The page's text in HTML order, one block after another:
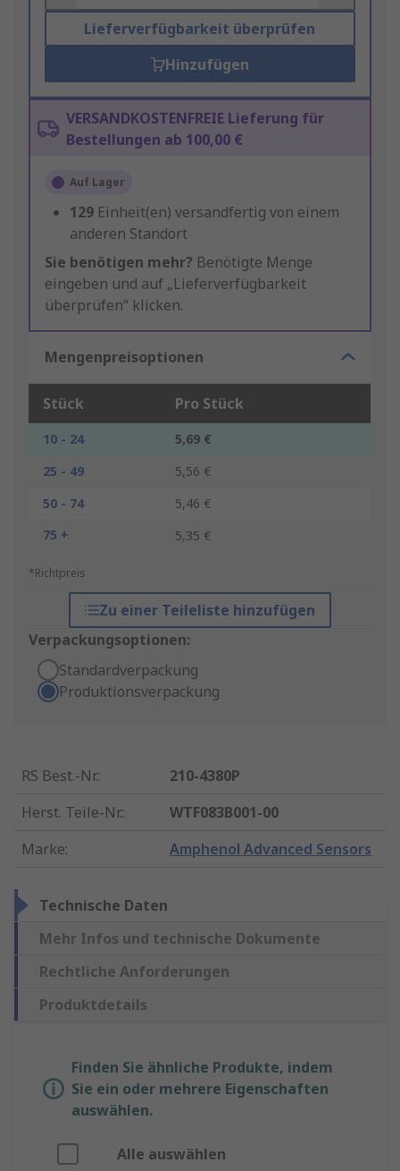
Lieferverfügbarkeit überprüfen
Hinzufügen
VERSANDKOSTENFREIE Lieferung für
Bestellungen ab 100,00 €
Auf Lager
129 Einheit(en) versandfertig von einem
anderen Standort
Sie benötigen mehr? Benötigte Menge
eingeben und auf „Lieferverfügbarkeit
überprüfen“ klicken.
Mengenpreisoptionen
Stück Pro Stück
10 - 24
5,69 €
25 - 49
5,56 €
50 - 74
5,46 €
75 +
5,35 €
*Richtpreis
Zu einer Teileliste hinzufügen
Verpackungsoptionen:
Standardverpackung
Produktionsverpackung
RS Best.-Nr.:
210-4380P
Herst. Teile-Nr.:
WTF083B001-00
Marke: Amphenol Advanced Sensors
Technische Daten
Mehr Infos und technische Dokumente
Rechtliche Anforderungen
Produktdetails
Finden Sie ähnliche Produkte, indem
Sie ein oder mehrere Eigenschaften
auswählen.
Alle auswählen